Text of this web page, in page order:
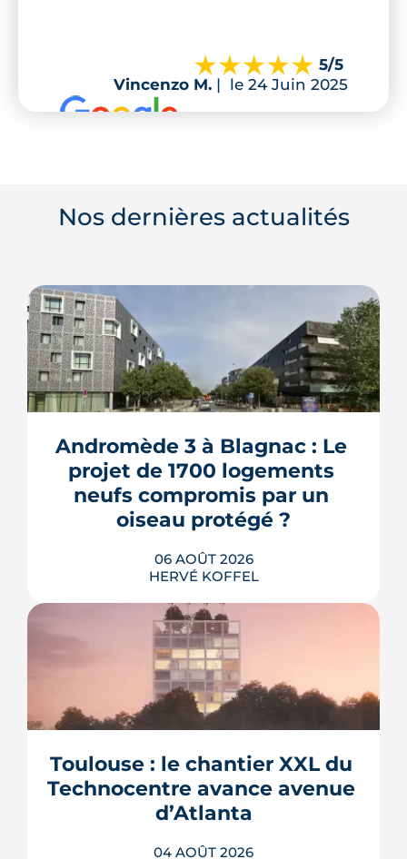
5/5
Vincenzo M. | le 24 Juin 2025
Nos dernières actualités
Andromède 3 à Blagnac : Le
projet de 1700 logements
neufs compromis par un
oiseau protégé ?
06 AOÛT 2026
HERVÉ KOFFEL
La troisième et dernière phase de
l'écoquartier Andromède doit livrer
près de 1 700 logements à partir de
protégé, la cisticole des joncs, contraint
fortement le plan d'aménagement et
repousse un calendrier déjà tendu.
LIRE L'ARTICLE
Toulouse : le chantier XXL du
Technocentre avance avenue
d’Atlanta
04 AOÛT 2026